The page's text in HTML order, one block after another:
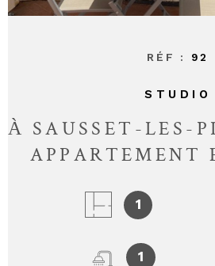
RÉF : 92
STUDIO
À SAUSSET-LES-
APPARTEMENT
1
1